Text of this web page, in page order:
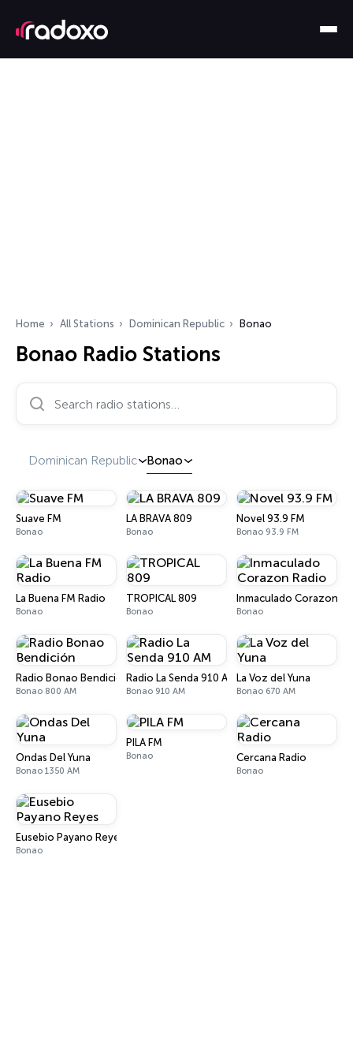
Home All Stations Dominican Republic Bonao
Bonao Radio Stations
Search radio stations…
Dominican Republic Bonao
Suave FM
Bonao
LA BRAVA 809
Bonao
Novel 93.9 FM
Bonao 93.9 FM
La Buena FM Radio
Bonao
TROPICAL 809
Bonao
Inmaculado Corazon
Bonao
Radio Bonao Bendición
Bonao 800 AM
Radio La Senda 910 AM
Bonao 910 AM
La Voz del Yuna
Bonao 670 AM
Ondas Del Yuna
Bonao 1350 AM
PILA FM
Bonao Cercana Radio
Bonao
Eusebio Payano Reyes
Bonao